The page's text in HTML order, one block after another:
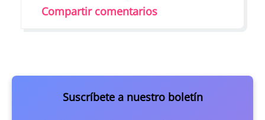
Compartir comentarios
Suscríbete a nuestro boletín